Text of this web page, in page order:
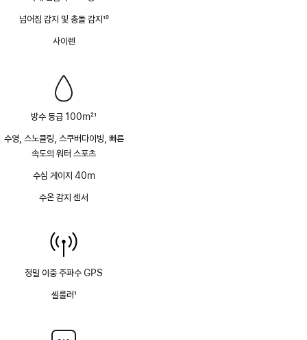
넘어짐 감지 및 충돌 감지10
사이렌
방수 등급 100m21
수영, 스노클링, 스쿠버다이빙, 빠른
속도의 워터 스포츠
수심 게이지 40m
수온 감지 센서
정밀 이중 주파수 GPS
셀룰러1